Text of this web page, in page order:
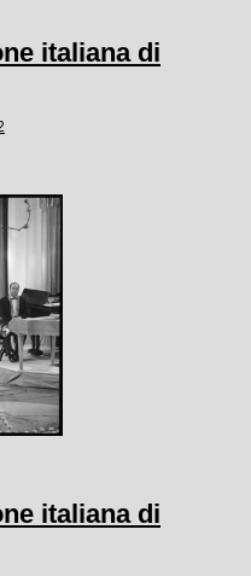
italiana di
italiana di